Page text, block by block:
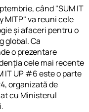
când "SUM IT
MITP" va reuni cele
și afaceri pentru o
global. Ca
o prezentare
cele mai recente
IT UP #6 este o parte
organizată de
cu Ministerul